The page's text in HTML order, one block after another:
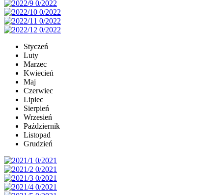
Styczeń
Luty
Marzec
Kwiecień
Maj
Czerwiec
Lipiec
Sierpień
Wrzesień
Październik
Listopad
Grudzień